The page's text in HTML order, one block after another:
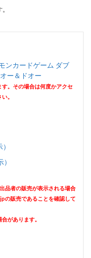
ンカードゲーム ダブ
ー＆ドオー
。その場合は何度かアクセ
。
品者の販売が表示される場合
の販売であることを確認して
があります。